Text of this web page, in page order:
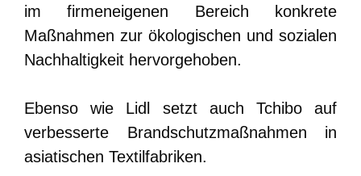
im firmeneigenen Bereich konkrete
Maßnahmen zur ökologischen und sozialen
Nachhaltigkeit hervorgehoben.
Ebenso wie Lidl setzt auch Tchibo auf
verbesserte Brandschutzmaßnahmen in
asiatischen Textilfabriken.